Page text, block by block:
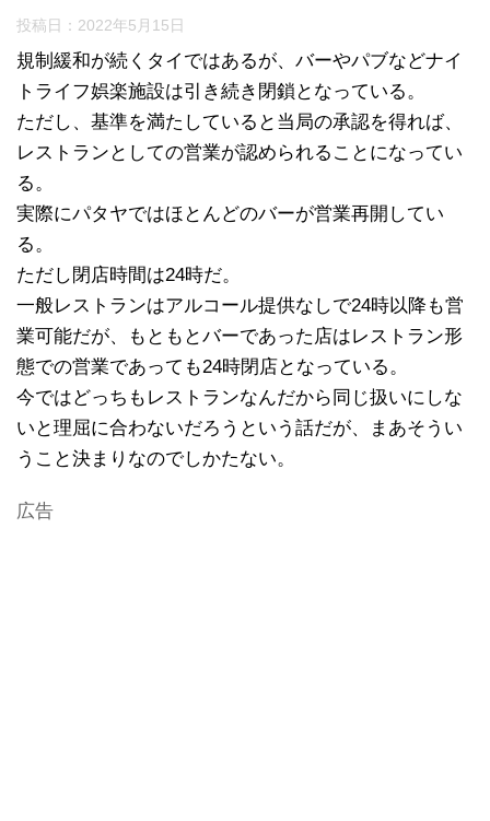
投稿日： 2022年5月15日
規制緩和が続くタイではあるが、バーやパブなどナイ
トライフ娯楽施設は引き続き閉鎖となっている。
ただし、基準を満たしていると当局の承認を得れば、
レストランとしての営業が認められることになってい
る。
実際にパタヤではほとんどのバーが営業再開してい
る。
ただし閉店時間は24時だ。
一般レストランはアルコール提供なしで24時以降も営
業可能だが、もともとバーであった店はレストラン形
態での営業であっても24時閉店となっている。
今ではどっちもレストランなんだから同じ扱いにしな
いと理屈に合わないだろうという話だが、まあそうい
うこと決まりなのでしかたない。
広告